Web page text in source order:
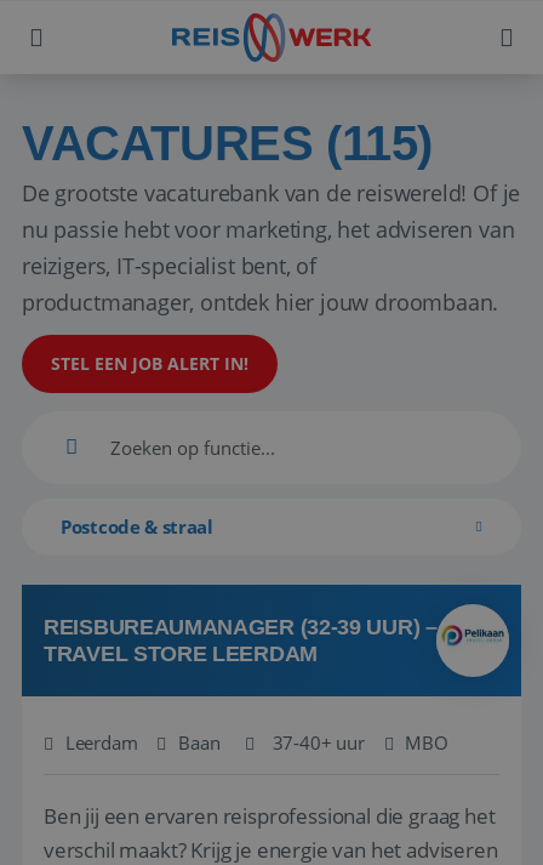
VACATURES (115)
De grootste vacaturebank van de reiswereld! Of je
nu passie hebt voor marketing, het adviseren van
reizigers, IT-specialist bent, of
productmanager, ontdek hier jouw droombaan.
STEL EEN JOB ALERT IN!
Postcode & straal
REISBUREAUMANAGER (32-39 UUR) –
TRAVEL STORE LEERDAM
Leerdam Baan 37-40+ uur MBO
Ben jij een ervaren reisprofessional die graag het
verschil maakt? Krijg je energie van het adviseren